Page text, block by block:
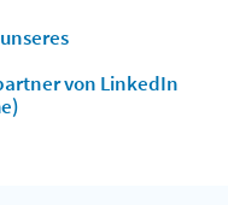
von LinkedIn